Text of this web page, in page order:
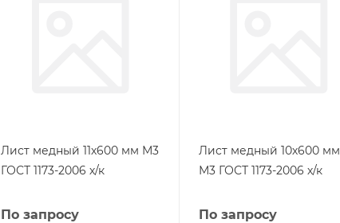
Лист медный 11х600 мм М3
ГОСТ 1173-2006 х/к
По запросу
Лист медный 10х600 мм
М3 ГОСТ 1173-2006 х/к
По запросу